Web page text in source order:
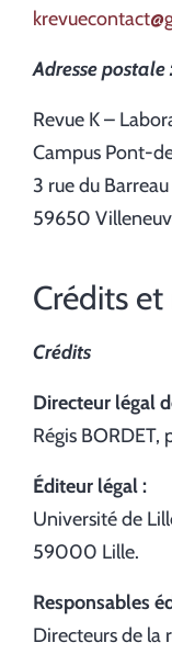
Adresse postale
Revue K –
Campus Pont-
3 rue du Barreau
59650
Crédits
Crédits
Directeur légal
Régis BORDET,
Éditeur légal :
Université de
59000 Lille.
Responsables
Directeurs de la